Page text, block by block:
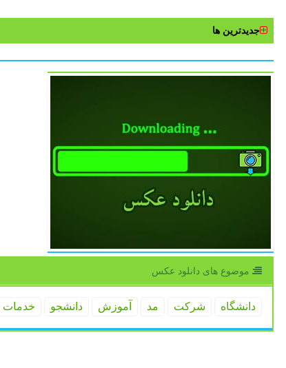
جدیدترین ها
موضوع های دانلود عكس
دانشگاه شركت مد آموزش دانشجو خدمات